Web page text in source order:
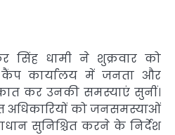
सिंह धामी ने शुक्रवार को
कैंप कार्यालय में जनता और
कर उनकी समस्याएं सुनीं।
अधिकारियों को जनसमस्याओं
सुनिश्चित करने के निर्देश